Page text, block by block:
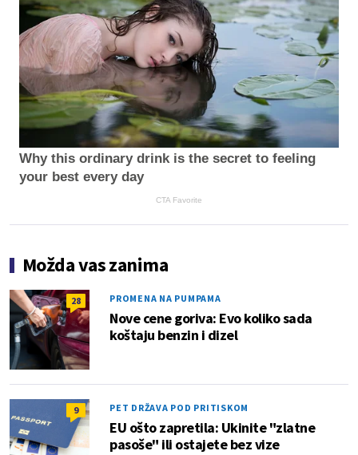
Why this ordinary drink is the secret to feeling
your best every day
CTA Favorite
Možda vas zanima
28 PROMENA NA PUMPAMA
Nove cene goriva: Evo koliko sada
koštaju benzin i dizel
9 PET DRŽAVA POD PRITISKOM
EU ošto zapretila: Ukinite "zlatne
pasoše" ili ostajete bez vize